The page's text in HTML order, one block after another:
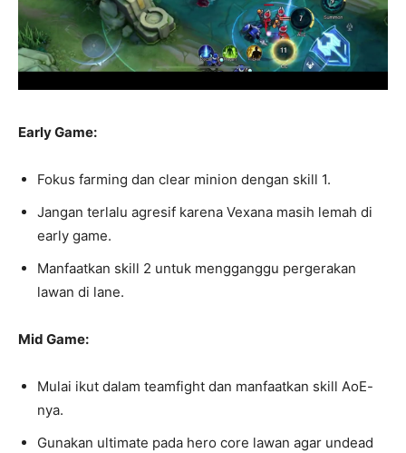
Early Game:
Fokus farming dan clear minion dengan skill 1.
Jangan terlalu agresif karena Vexana masih lemah di
early game.
Manfaatkan skill 2 untuk mengganggu pergerakan
lawan di lane.
Mid Game:
Mulai ikut dalam teamfight dan manfaatkan skill AoE-
nya.
Gunakan ultimate pada hero core lawan agar undead